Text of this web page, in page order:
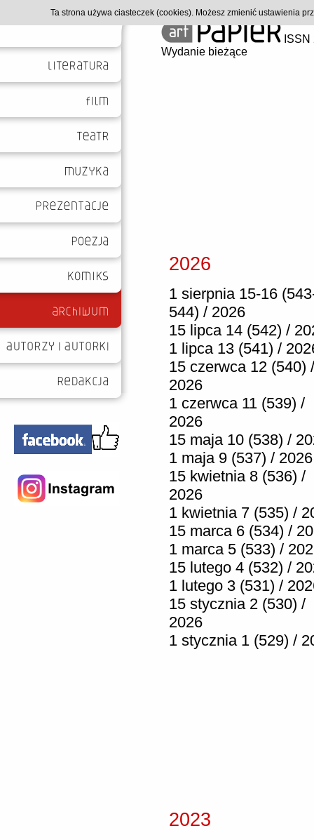
Wydanie bieżące
2026
1 sierpnia 15-16
544) / 2026
15 lipca 14 (542) /
1 lipca 13 (541) /
15 czerwca 12 (540) /
2026
1 czerwca 11 (539) /
2026
15 maja 10 (538) /
1 maja 9 (537) / 2026
15 kwietnia 8 (536) /
2026
1 kwietnia 7 (535) /
15 marca 6 (534) /
1 marca 5 (533) /
15 lutego 4 (532) /
1 lutego 3 (531) /
15 stycznia 2 (530) /
2026
1 stycznia 1 (529) /
2023
Ta strona używa ciasteczek (cookies). Możesz zmienić ustawienia